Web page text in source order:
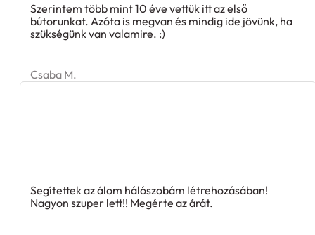
Szerintem több mint 10 éve vettük itt az első
bútorunkat. Azóta is megvan és mindig ide jövünk, ha
szükségünk van valamire. :)
Csaba M.
Segítettek az álom hálószobám létrehozásában!
Nagyon szuper lett!! Megérte az árát.